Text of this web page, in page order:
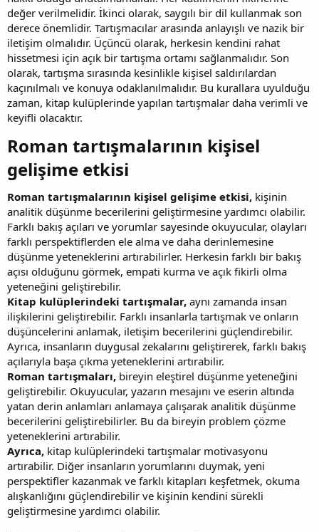
değer verilmelidir. İkinci olarak, saygılı bir dil kullanmak son
derece önemlidir. Tartışmacılar arasında anlayışlı ve nazik bir
iletişim olmalıdır. Üçüncü olarak, herkesin kendini rahat
hissetmesi için açık bir tartışma ortamı sağlanmalıdır. Son
olarak, tartışma sırasında kesinlikle kişisel saldırılardan
kaçınılmalı ve konuya odaklanılmalıdır. Bu kurallara uyulduğu
zaman, kitap kulüplerinde yapılan tartışmalar daha verimli ve
keyifli olacaktır.
Roman tartışmalarının kişisel
gelişime etkisi​
Roman tartışmalarının kişisel gelişime etkisi, kişinin
analitik düşünme becerilerini geliştirmesine yardımcı olabilir.
Farklı bakış açıları ve yorumlar sayesinde okuyucular, olayları
farklı perspektiflerden ele alma ve daha derinlemesine
düşünme yeteneklerini artırabilirler. Herkesin farklı bir bakış
açısı olduğunu görmek, empati kurma ve açık fikirli olma
yeteneğini geliştirebilir.
Kitap kulüplerindeki tartışmalar, aynı zamanda insan
ilişkilerini geliştirebilir. Farklı insanlarla tartışmak ve onların
düşüncelerini anlamak, iletişim becerilerini güçlendirebilir.
Ayrıca, insanların duygusal zekalarını geliştirerek, farklı bakış
açılarıyla başa çıkma yeteneklerini artırabilir.
Roman tartışmaları, bireyin eleştirel düşünme yeteneğini
geliştirebilir. Okuyucular, yazarın mesajını ve eserin altında
yatan derin anlamları anlamaya çalışarak analitik düşünme
becerilerini geliştirebilirler. Bu da bireyin problem çözme
yeteneklerini artırabilir.
Ayrıca, kitap kulüplerindeki tartışmalar motivasyonu
artırabilir. Diğer insanların yorumlarını duymak, yeni
perspektifler kazanmak ve farklı kitapları keşfetmek, okuma
alışkanlığını güçlendirebilir ve kişinin kendini sürekli
geliştirmesine yardımcı olabilir.